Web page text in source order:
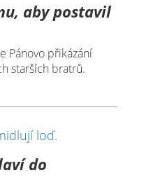
aby postavil
Pánovo přikázání
starších bratrů.
do